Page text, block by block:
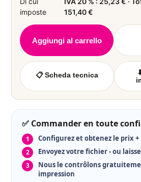
8
roll-up
📦 ≈ ven 14 agosto
▼ Voir plus de
imposte
151,40 €
Aggiungi al carrello
📋 Scheda tecnica
✅ Commander en toute
Configurez et obtenez le prix
Envoyez votre fichier - ou
Nous le contrôlons
impression